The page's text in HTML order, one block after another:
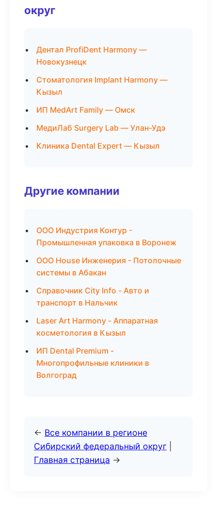
округ
Дентал ProfiDent Harmony —
Новокузнецк
Стоматология Implant Harmony —
Кызыл
ИП MedArt Family — Омск
МедиЛаб Surgery Lab — Улан-Удэ
Клиника Dental Expert — Кызыл
Другие компании
ООО Индустрия Контур -
Промышленная упаковка в Воронеж
ООО House Инженерия - Потолочные
системы в Абакан
Справочник City Info - Авто и
транспорт в Нальчик
Laser Art Harmony - Аппаратная
косметология в Кызыл
ИП Dental Premium -
Многопрофильные клиники в
Волгоград
← Все компании в регионе
Сибирский федеральный округ
Главная страница →